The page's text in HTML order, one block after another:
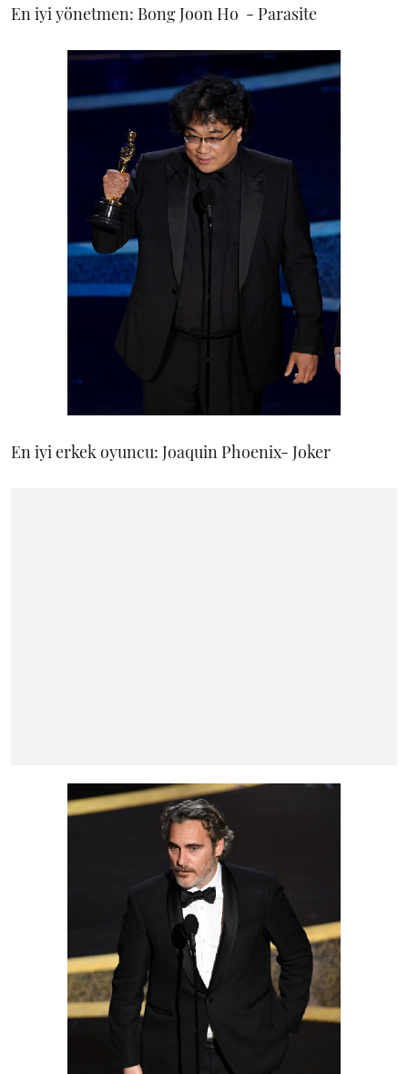
En iyi yönetmen: Bong Joon Ho - Parasite
En iyi erkek oyuncu: Joaquin Phoenix- Joker